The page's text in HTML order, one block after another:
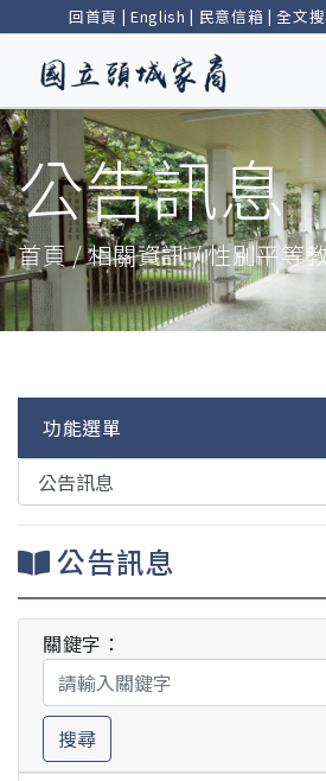
回首頁 | English | 民意信箱 |全文
公告訊息
首頁 / 相關資訊 / 性別平等
功能選單
公告訊息
關鍵字：
搜尋